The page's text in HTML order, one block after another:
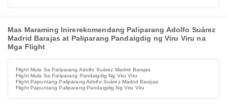
Mas Maraming Inirerekomendang Paliparang Adolfo Suárez
Madrid Barajas at Paliparang Pandaigdig ng Viru Viru na
Mga Flight
Flight Mula Sa Paliparang Adolfo Suárez Madrid Barajas
Flight Mula Sa Paliparang Pandaigdig Ng Viru Viru
Flight Papuntang Paliparang Adolfo Suárez Madrid Barajas
Flight Papuntang Paliparang Pandaigdig Ng Viru Viru